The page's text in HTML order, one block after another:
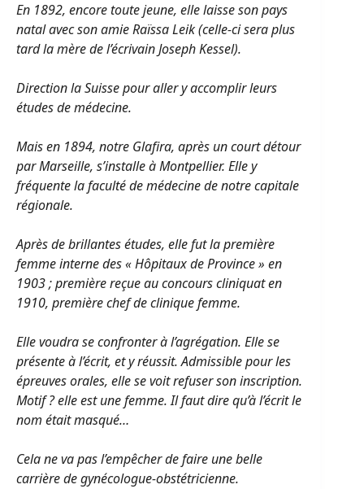
En 1892, encore toute jeune, elle laisse son pays
natal avec son amie Raïssa Leik (celle-ci sera plus
tard la mère de l’écrivain Joseph Kessel).
Direction la Suisse pour aller y accomplir leurs
études de médecine.
Mais en 1894, notre Glafira, après un court détour
par Marseille, s’installe à Montpellier. Elle y
fréquente la faculté de médecine de notre capitale
régionale.
Après de brillantes études, elle fut la première
femme interne des « Hôpitaux de Province » en
1903 ; première reçue au concours cliniquat en
1910, première chef de clinique femme.
Elle voudra se confronter à l’agrégation. Elle se
présente à l’écrit, et y réussit. Admissible pour les
épreuves orales, elle se voit refuser son inscription.
Motif ? elle est une femme. Il faut dire qu’à l’écrit le
nom était masqué…
Cela ne va pas l’empêcher de faire une belle
carrière de gynécologue-obstétricienne.